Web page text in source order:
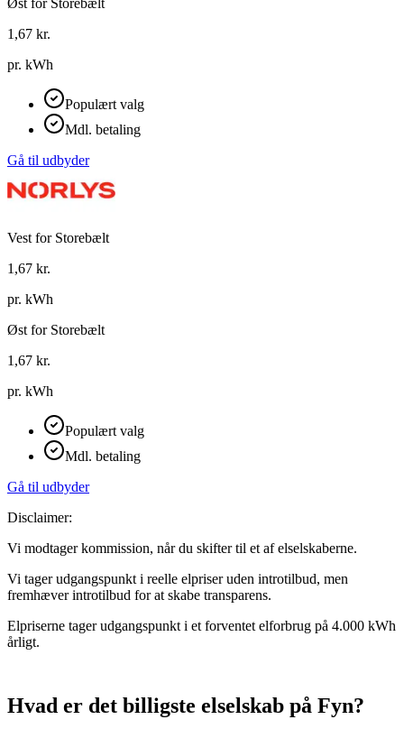
1,67 kr.
pr. kWh
Populært valg
Mdl. betaling
Gå til udbyder
Vest for Storebælt
1,67 kr.
pr. kWh
Øst for Storebælt
1,67 kr.
pr. kWh
Populært valg
Mdl. betaling
Gå til udbyder
Disclaimer:
Vi modtager kommission, når du skifter til et af elselskaberne.
Vi tager udgangspunkt i reelle elpriser uden introtilbud, men
fremhæver introtilbud for at skabe transparens.
Elpriserne tager udgangspunkt i et forventet elforbrug på 4.000 kWh
årligt.
Hvad er det billigste elselskab på Fyn?